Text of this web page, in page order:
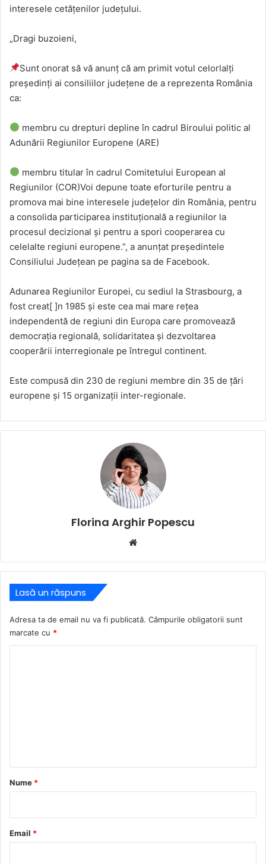
interesele cetățenilor județului.
„Dragi buzoieni,
Sunt onorat să vă anunț că am primit votul celorlalți
președinți ai consiliilor județene de a reprezenta România
ca:
membru cu drepturi depline în cadrul Biroului politic al
Adunării Regiunilor Europene (ARE)
membru titular în cadrul Comitetului European al
Regiunilor (COR)Voi depune toate eforturile pentru a
promova mai bine interesele județelor din România, pentru
a consolida participarea instituțională a regiunilor la
procesul decizional și pentru a spori cooperarea cu
celelalte regiuni europene.”, a anunțat președintele
Consiliului Județean pe pagina sa de Facebook.
Adunarea Regiunilor Europei, cu sediul la Strasbourg, a
fost creat[ ]n 1985 și este cea mai mare reţea
independentă de regiuni din Europa care promovează
democraţia regională, solidaritatea şi dezvoltarea
cooperării interregionale pe întregul continent.
Este compusă din 230 de regiuni membre din 35 de ţări
europene şi 15 organizaţii inter-regionale.
Florina Arghir Popescu
Lasă un răspuns
Adresa ta de email nu va fi publicată. Câmpurile obligatorii sunt
marcate cu *
r
*
Nume *
Email *